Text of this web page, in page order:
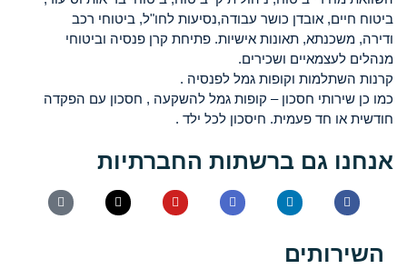
ביטוח חיים, אובדן כושר עבודה,נסיעות לחו"ל, ביטוחי רכב
ודירה, משכנתא, תאונות אישיות. פתיחת קרן פנסיה וביטוחי
מנהלים לעצמאיים ושכירים.
קרנות השתלמות וקופות גמל לפנסיה .
כמו כן שירותי חסכון – קופות גמל להשקעה , חסכון עם הפקדה
חודשית או חד פעמית. חיסכון לכל ילד .
אנחנו גם ברשתות החברתיות
השירותים